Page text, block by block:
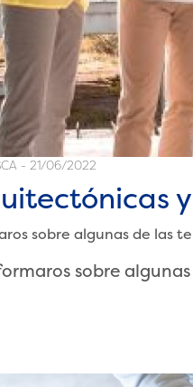
- 21/06/2022
sobre algunas de las
sobre